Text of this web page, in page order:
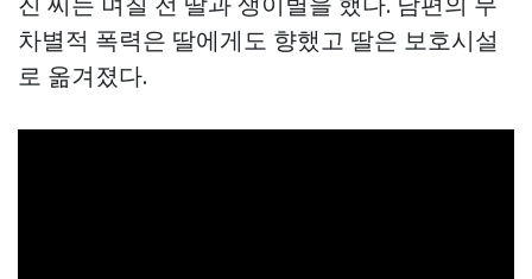
차별적 폭력은 딸에게도 향했고 딸은 보호시설
로 옮겨졌다.